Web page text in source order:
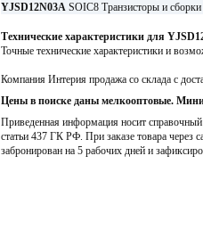
YJSD12N03A SOIC8 Транзисторы и
Технические характеристики для
Точные технические характеристики и
Компания Интерия продажа со склада с
Цены в поиске даны мелкооптовые.
Приведенная информация носит
статьи 437 ГК РФ. При заказе товара через
забронирован на 5 рабочих дней и